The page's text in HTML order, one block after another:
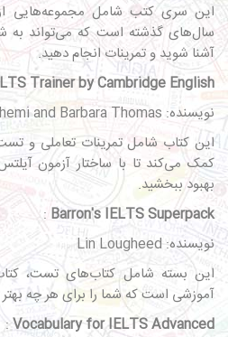
این سری کتب شامل مجموعه‌هایی
سال‌های گذشته است که می‌تواند به
آشنا شوید و تمرینات انجام دهید.
Trainer by Cambridge English
نویسنده: Louise Hashemi and Barbara Thomas
این کتاب شامل تمرینات تعاملی و
کمک می‌کند تا با ساختار آزمون
بهبود ببخشید.
Barron's IELTS Superpack
:
نویسنده: Lin Lougheed
آموزشی است که شما را برای هر چه
Vocabulary for IELTS Advanced
: